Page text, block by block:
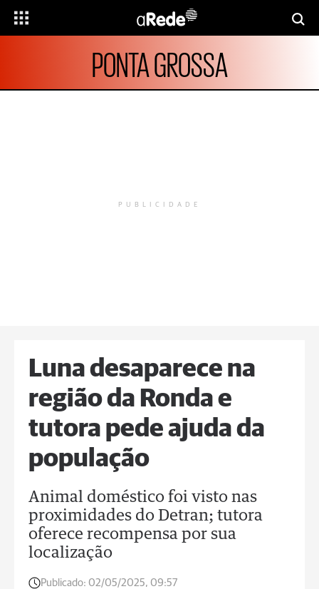
PONTA GROSSA
PUBLICIDADE
Luna desaparece na
região da Ronda e
tutora pede ajuda da
população
Animal doméstico foi visto nas
proximidades do Detran; tutora
oferece recompensa por sua
localização
Publicado: 02/05/2025, 09:57